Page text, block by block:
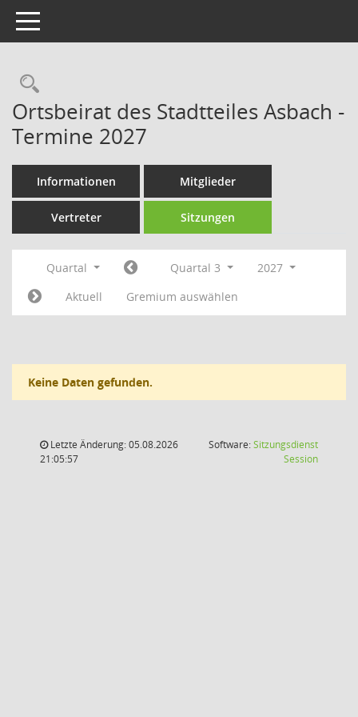
Toggle navigation
Rechercheauswahl
Ortsbeirat des Stadtteiles Asbach -
Termine 2027
Informationen Mitglieder
Vertreter Sitzungen
Quartal Quartal 3
2027
Aktuell
Gremium auswählen
Keine Daten gefunden.
Letzte Änderung: 05.08.2026
21:05:57
Software:Sitzungsdienst
Session(Wird in